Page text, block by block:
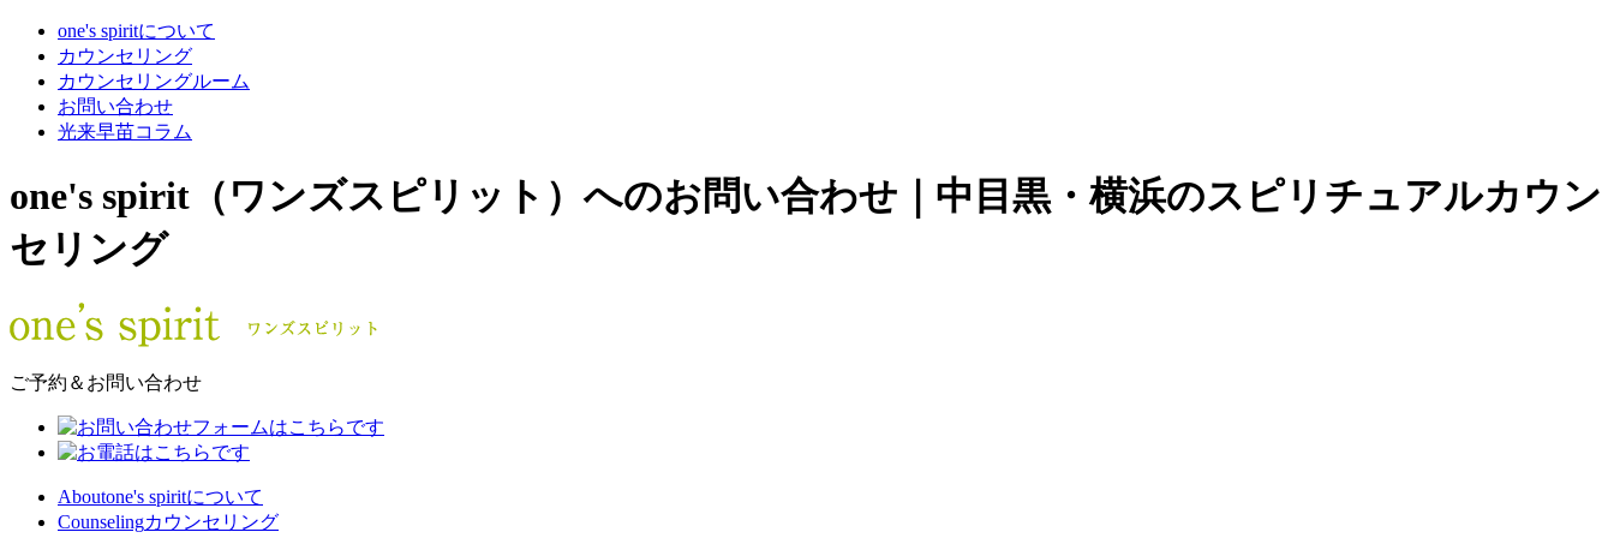
one's spiritについて
カウンセリング
カウンセリングルーム
お問い合わせ
光来早苗コラム
one's spirit（ワンズスピリット）へのお問い合わせ｜中目黒・横浜のスピリチュアルカウン
セリング
ご予約＆お問い合わせ
Aboutone's spiritについて
Counselingカウンセリング